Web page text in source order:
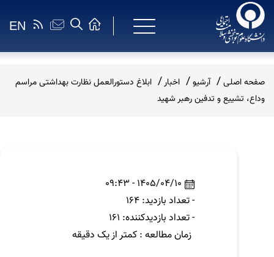
EN
صفحه اصلی آرشیو اخبار
ابلاغ دستورالعمل نظارت بهداشتی مراسم
وداع، تشییع و تدفین رهبر شهید
1405/04/10 - 09:43
- تعداد بازدید: 164
- تعداد بازدیدکننده: 161
زمان مطالعه : کمتر از یک دقیقه